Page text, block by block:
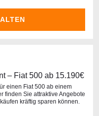
– Fiat 500 ab 15.190€
einen Fiat 500 ab einem
finden Sie attraktive Angebote
kräftig sparen können.